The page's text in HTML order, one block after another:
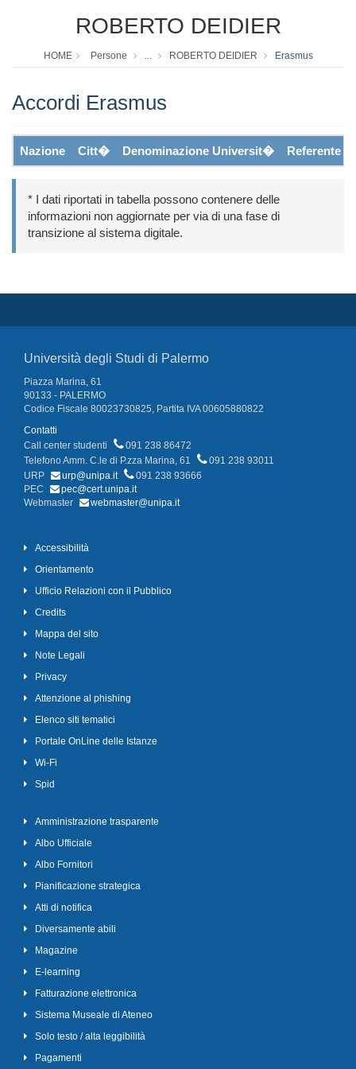
ROBERTO DEIDIER
HOME Persone ... ROBERTO DEIDIER Erasmus
Accordi Erasmus
Nazione Citt� Denominazione Universit� Referente
* I dati riportati in tabella possono contenere delle
informazioni non aggiornate per via di una fase di
transizione al sistema digitale.
Università degli Studi di Palermo
Piazza Marina, 61
90133 - PALERMO
Codice Fiscale 80023730825, Partita IVA 00605880822
Contatti
Call center studenti
091 238 86472
Telefono Amm. C.le di P.zza Marina, 61
091 238 93011
URP
urp@unipa.it
091 238 93666
PEC
pec@cert.unipa.it
Webmaster
webmaster@unipa.it
Accessibilità
Orientamento
Ufficio Relazioni con il Pubblico
Credits
Mappa del sito
Note Legali
Privacy
Attenzione al phishing
Elenco siti tematici
Portale OnLine delle Istanze
Wi-Fi
Spid
Amministrazione trasparente
Albo Ufficiale
Albo Fornitori
Pianificazione strategica
Atti di notifica
Diversamente abili
Magazine
E-learning
Fatturazione elettronica
Sistema Museale di Ateneo
Solo testo / alta leggibilità
Pagamenti